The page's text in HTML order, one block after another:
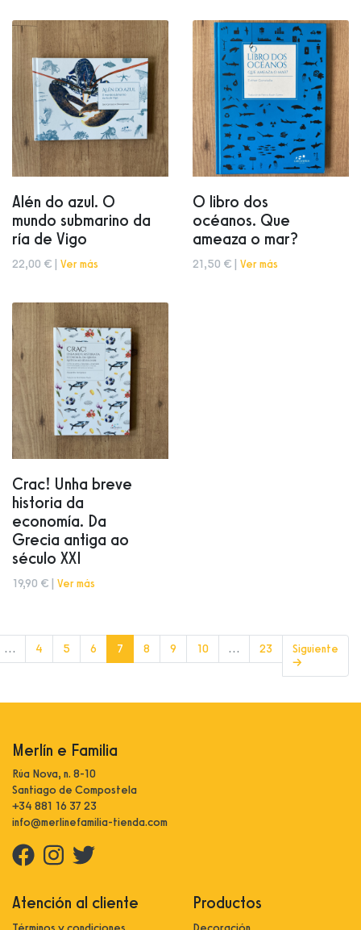
Alén do azul. O
mundo submarino da
ría de Vigo
22,00 € | Ver más
O libro dos
océanos. Que
ameaza o mar?
21,50 € | Ver más
Crac! Unha breve
historia da
economía. Da
Grecia antiga ao
século XXI
19,90 € | Ver más
… 4 5 6 7 (current)
8 9 10 … 23
Siguiente
→
Merlín e Familia
Rúa Nova, n. 8-10
Santiago de Compostela
+34 881 16 37 23
info@merlinefamilia-tienda.com
Atención al cliente Productos